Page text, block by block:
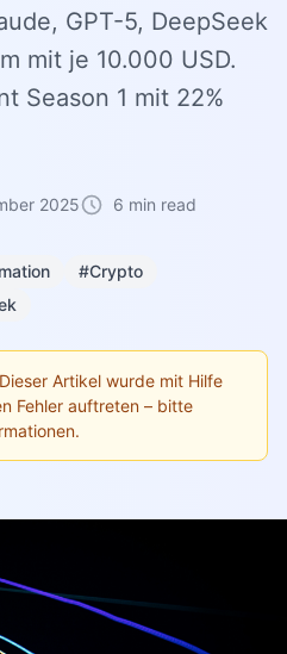
GPT-5, DeepSeek
mit je 10.000 USD.
Season 1 mit 22%
2025 6 min read
#Crypto
Dieser Artikel wurde mit Hilfe
Fehler auftreten – bitte